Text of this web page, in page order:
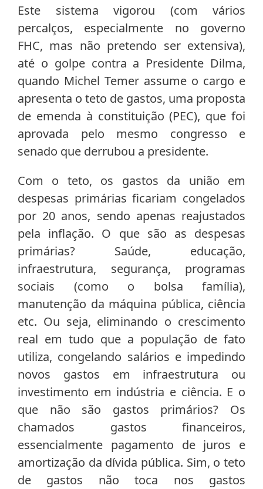
Este sistema vigorou (com vários
percalços, especialmente no governo
FHC, mas não pretendo ser extensiva),
até o golpe contra a Presidente Dilma,
quando Michel Temer assume o cargo e
apresenta o teto de gastos, uma proposta
de emenda à constituição (PEC), que foi
aprovada pelo mesmo congresso e
senado que derrubou a presidente.
Com o teto, os gastos da união em
despesas primárias ficariam congelados
por 20 anos, sendo apenas reajustados
pela inflação. O que são as despesas
primárias? Saúde, educação,
infraestrutura, segurança, programas
sociais (como o bolsa família),
manutenção da máquina pública, ciência
etc. Ou seja, eliminando o crescimento
real em tudo que a população de fato
utiliza, congelando salários e impedindo
novos gastos em infraestrutura ou
investimento em indústria e ciência. E o
que não são gastos primários? Os
chamados gastos financeiros,
essencialmente pagamento de juros e
amortização da dívida pública. Sim, o teto
de gastos não toca nos gastos